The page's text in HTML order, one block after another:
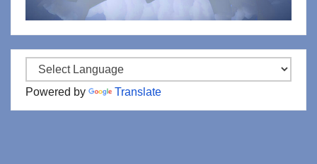
Powered by Translate